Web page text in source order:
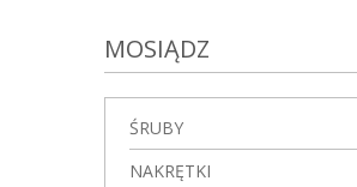
MOSIĄDZ
ŚRUBY
NAKRĘTKI